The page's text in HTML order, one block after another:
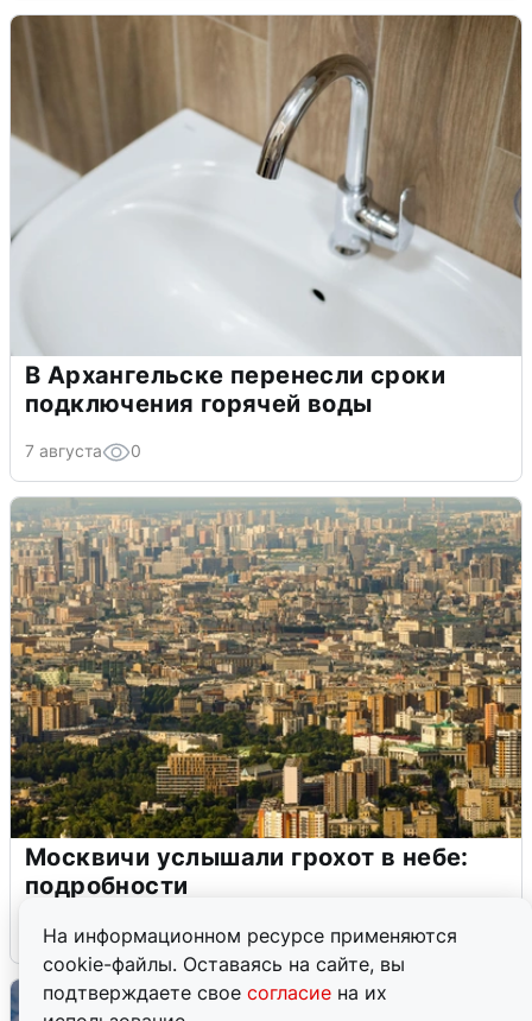
На информационном ресурсе применяются
cookie-файлы. Оставаясь на сайте, вы
подтверждаете свое согласие на их
В Архангельске перенесли сроки
подключения горячей воды
7 августа 0
Москвичи услышали грохот в небе:
подробности
7 августа 0